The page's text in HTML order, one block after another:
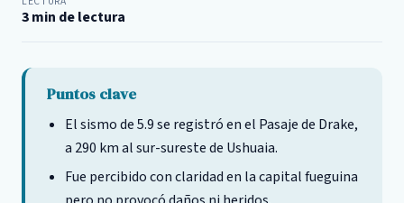
3 min de lectura
Puntos clave
El sismo de 5.9 se registró en el Pasaje de Drake,
a 290 km al sur-sureste de Ushuaia.
Fue percibido con claridad en la capital fueguina